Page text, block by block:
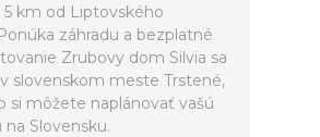
km od Liptovského
záhradu a bezplatné
Zrubovy dom Silvia sa
slovenskom meste Trstené,
si môžete naplánovať vašú
Slovensku.